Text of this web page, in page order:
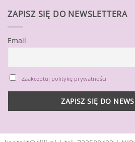
oraz
zimę
ZAPISZ SIĘ DO NEWSLETTERA
Email
Zaakceptuj politykę prywatności